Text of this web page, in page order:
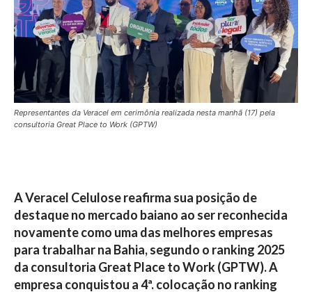
Representantes da Veracel em cerimônia realizada nesta manhã (17) pela
consultoria Great Place to Work (GPTW)
A Veracel Celulose reafirma sua posição de
destaque no mercado baiano ao ser reconhecida
novamente como uma das melhores empresas
para trabalhar na Bahia, segundo o ranking 2025
da consultoria Great Place to Work (GPTW). A
empresa conquistou a 4ª. colocação no ranking